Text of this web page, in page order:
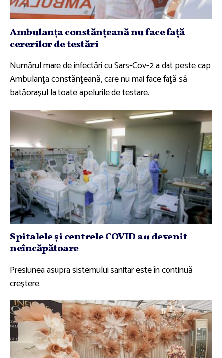
Ambulanţa constănţeană nu face faţă
cererilor de testări
Numărul mare de infectări cu Sars-Cov-2 a dat peste cap
Ambulanţa constănţeană, care nu mai face faţă să
batăoraşul la toate apelurile de testare.
Spitalele şi centrele COVID au devenit
neîncăpătoare
Presiunea asupra sistemului sanitar este în continuă
creştere.